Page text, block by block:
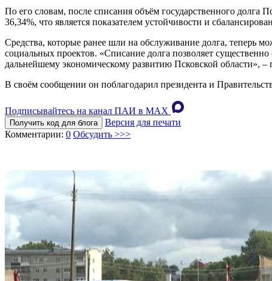
По его словам, после списания объём государственного долга
36,34%, что является показателем устойчивости и
Средства, которые ранее шли на обслуживание долга, теперь
социальных проектов. «Списание долга позволяет
дальнейшему экономическому развитию Псковской области»,
В своём сообщении он поблагодарил президента и
Подписывайтесь на канал ПАИ в MAХ
Получить код для блога
Версия для печати
Комментарии: 0 Обсудить >>>